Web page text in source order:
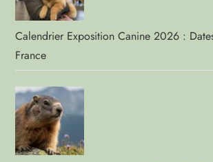
Calendrier Exposition Canine 2026 :
France